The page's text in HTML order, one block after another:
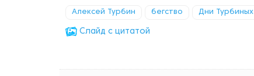
Алексей Турбин бегство Дни Турбиных
Cлайд с цитатой